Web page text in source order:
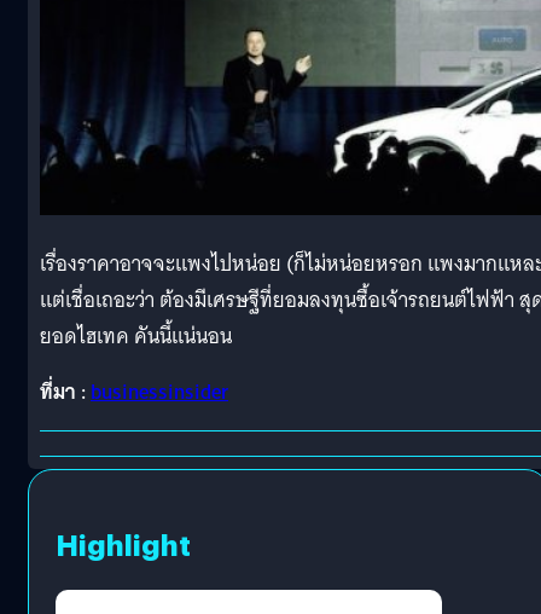
เรื่องราคาอาจจะแพงไปหน่อย (ก็ไม่หน่อยหรอก แพงมากแหล
แต่เชื่อเถอะว่า ต้องมีเศรษฐีที่ยอมลงทุนซื้อเจ้ารถยนต์ไฟฟ้า สุ
ยอดไฮเทค คันนี้แน่นอน
ที่มา :businessinsider
Highlight